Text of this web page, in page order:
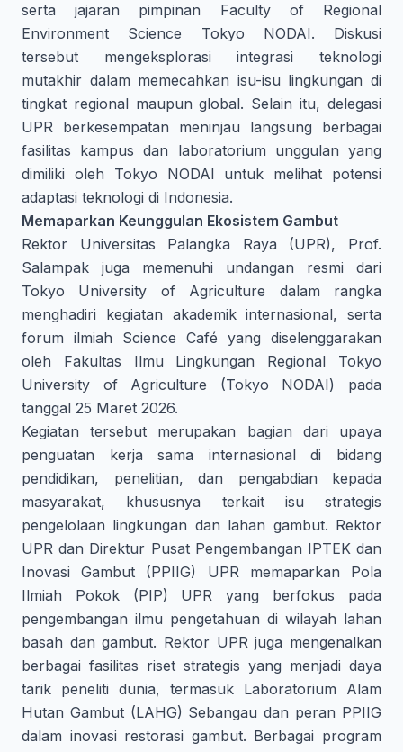
serta jajaran pimpinan Faculty of Regional
Environment Science Tokyo NODAI. Diskusi
tersebut mengeksplorasi integrasi teknologi
mutakhir dalam memecahkan isu-isu lingkungan di
tingkat regional maupun global. Selain itu, delegasi
UPR berkesempatan meninjau langsung berbagai
fasilitas kampus dan laboratorium unggulan yang
dimiliki oleh Tokyo NODAI untuk melihat potensi
adaptasi teknologi di Indonesia.
Memaparkan Keunggulan Ekosistem Gambut
Rektor Universitas Palangka Raya (UPR), Prof.
Salampak juga memenuhi undangan resmi dari
Tokyo University of Agriculture dalam rangka
menghadiri kegiatan akademik internasional, serta
forum ilmiah Science Café yang diselenggarakan
oleh Fakultas Ilmu Lingkungan Regional Tokyo
University of Agriculture (Tokyo NODAI) pada
tanggal 25 Maret 2026.
Kegiatan tersebut merupakan bagian dari upaya
penguatan kerja sama internasional di bidang
pendidikan, penelitian, dan pengabdian kepada
masyarakat, khususnya terkait isu strategis
pengelolaan lingkungan dan lahan gambut. Rektor
UPR dan Direktur Pusat Pengembangan IPTEK dan
Inovasi Gambut (PPIIG) UPR memaparkan Pola
Ilmiah Pokok (PIP) UPR yang berfokus pada
pengembangan ilmu pengetahuan di wilayah lahan
basah dan gambut. Rektor UPR juga mengenalkan
berbagai fasilitas riset strategis yang menjadi daya
tarik peneliti dunia, termasuk Laboratorium Alam
Hutan Gambut (LAHG) Sebangau dan peran PPIIG
dalam inovasi restorasi gambut. Berbagai program